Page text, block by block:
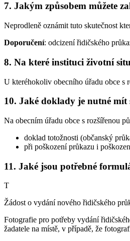
7. Jakým způsobem můžete
Neprodleně oznámit tuto skutečnost
Doporučení: odcizení řidičského
8. Na které instituci životní
U kteréhokoliv obecního úřadu obce s
10. Jaké doklady je nutné mít
Na obecním úřadu obce s rozšířenou
doklad totožnosti (občanský
při poškození průkazu i
11. Jaké jsou potřebné
T
Žádost o vydání nového řidičského
Fotografie pro potřeby vydání
žadatele na místě, v případě, že